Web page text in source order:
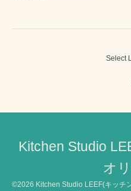
Select
Kitchen Studio
オ
©2026 Kitchen Studio LEEF(キッチ